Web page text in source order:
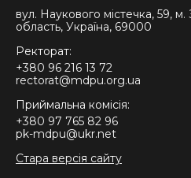
вул. Наукового містечка, 59,
область, Україна, 69000
Ректорат:
+380 96 216 13 72
rectorat@mdpu.org.ua
Приймальна комісія:
+380 97 765 82 96
pk-mdpu@ukr.net
Стара версія сайту